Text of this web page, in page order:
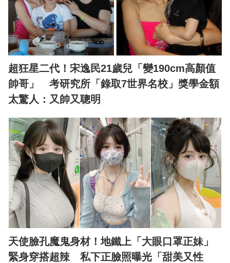
超狂星二代！宋逸民21歲兒「變190cm高顏值
帥哥」 考研究所「錄取7世界名校」獎學金額
太驚人：又帥又聰明
天使臉孔魔鬼身材！地鐵上「大眼口罩正妹」
緊身穿搭超辣 私下正臉照曝光「甜美又性